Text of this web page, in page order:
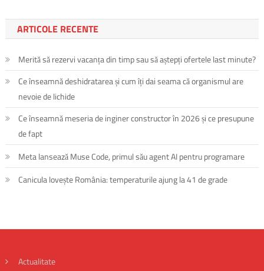
ARTICOLE RECENTE
Merită să rezervi vacanța din timp sau să aștepți ofertele last minute?
Ce înseamnă deshidratarea și cum îți dai seama că organismul are
nevoie de lichide
Ce înseamnă meseria de inginer constructor în 2026 și ce presupune
de fapt
Meta lansează Muse Code, primul său agent AI pentru programare
Canicula lovește România: temperaturile ajung la 41 de grade
Actualitate